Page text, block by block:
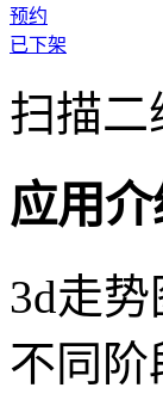
预约
已下架
扫描二
应用介
3d走
不同